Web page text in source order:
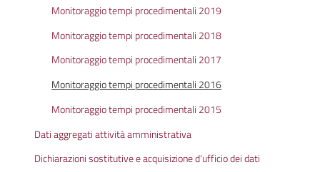
Monitoraggio tempi procedimentali 2019
Monitoraggio tempi procedimentali 2018
Monitoraggio tempi procedimentali 2017
Monitoraggio tempi procedimentali 2016
Monitoraggio tempi procedimentali 2015
Dati aggregati attività amministrativa
Dichiarazioni sostitutive e acquisizione d'ufficio dei dati